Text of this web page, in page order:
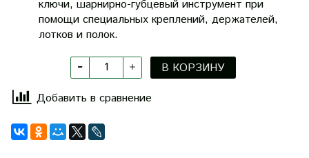
ключи, шарнирно-губцевый инструмент при
помощи специальных креплений, держателей,
лотков и полок.
В КОРЗИНУ
Добавить в сравнение